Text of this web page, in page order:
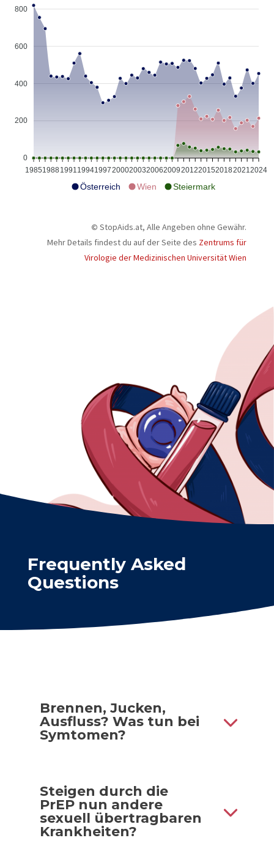
Österreich Wien Steiermark
800
600
400
200
0
19851988 199119941997200020032006200920122015201820212024
© StopAids.at, Alle Angeben ohne Gewähr.
Mehr Details findest du auf der Seite des Zentrums für
Virologie der Medizinischen Universität Wien
Frequently Asked
Questions
Brennen, Jucken,
Ausfluss? Was tun bei
Symtomen?
Steigen durch die
PrEP nun andere
sexuell übertragbaren
Krankheiten?